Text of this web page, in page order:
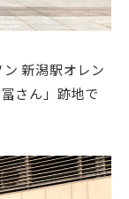
新潟駅オレン
さん」跡地で